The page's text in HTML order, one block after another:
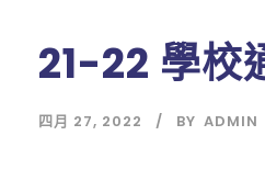
21-22 學校
四月 27, 2022 BY ADMIN